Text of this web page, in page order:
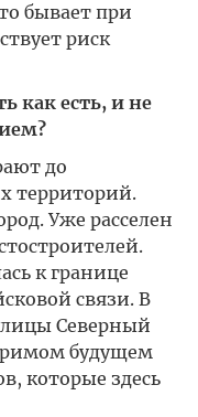
бывает при
риск
как есть, и не
до
территорий.
Уже расселен
к границе
связи. В
Северный
будущем
которые здесь